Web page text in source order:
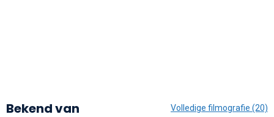
Bekend van Volledige filmografie (20)